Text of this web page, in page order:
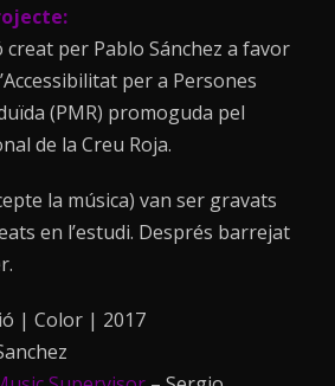
creat per Pablo Sánchez a favor
per a Persones
(PMR) promoguda pel
de la Creu Roja.
la música) van ser gravats
en l’estudi. Després barrejat
| Color | 2017